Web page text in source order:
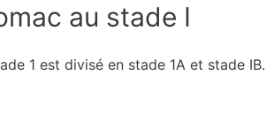
au stade I
1 est divisé en stade 1A et stade IB.